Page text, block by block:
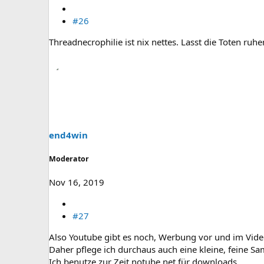
#26
Threadnecrophilie ist nix nettes. Lasst die Toten
end4win
Moderator
Nov 16, 2019
#27
Also Youtube gibt es noch, Werbung vor und im
Daher pflege ich durchaus auch eine kleine, feine
Ich benutze zur Zeit notube.net für downloads.